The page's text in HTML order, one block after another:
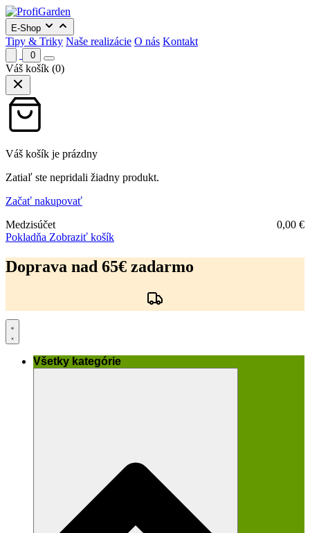
E-Shop
Tipy & Triky Naše realizácie O nás Kontakt
0
Váš košík (0)
Váš košík je prázdny
Zatiaľ ste nepridali žiadny produkt.
Začať nakupovať
Medzisúčet
0,00 €
Pokladňa Zobraziť košík
na
obsah
Doprava nad 65€ zadarmo
Všetky kategórie